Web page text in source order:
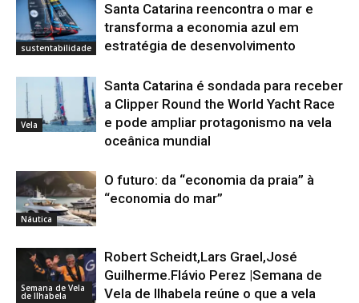
sustentabilidade
Santa Catarina reencontra o mar e
transforma a economia azul em
estratégia de desenvolvimento
Vela
Santa Catarina é sondada para receber
a Clipper Round the World Yacht Race
e pode ampliar protagonismo na vela
oceânica mundial
Náutica
O futuro: da “economia da praia” à
“economia do mar”
Semana de Vela
de Ilhabela
Robert Scheidt,Lars Grael,José
Guilherme.Flávio Perez |Semana de
Vela de Ilhabela reúne o que a vela